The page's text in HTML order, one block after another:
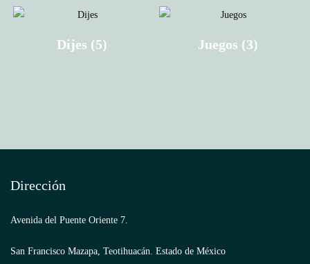
Dijes (5) Juegos (3)
Dirección
Avenida del Puente Oriente 7.
San Francisco Mazapa, Teotihuacán. Estado de México